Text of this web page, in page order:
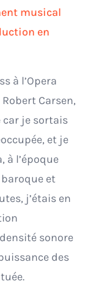
musical
en
à l’Opera
Carsen,
car je sortais
et je
à l’époque
et
j’étais en
sonore
des